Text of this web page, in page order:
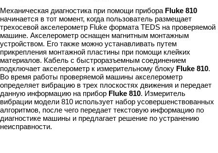
Механическая диагностика при помощи прибора Fluke 810
начинается в тот момент, когда пользователь размещает
трехосевой акселерометр Fluke формата TEDS на проверяемой
машине. Акселерометр оснащен магнитным монтажным
устройством. Его также можно устанавливать путем
прикрепления монтажной пластины при помощи клейких
материалов. Кабель с быстроразъемным соединением
подключает акселерометр к измерительному блоку Fluke 810.
Во время работы проверяемой машины акселерометр
определяет вибрацию в трех плоскостях движения и передает
данную информацию на прибор Fluke 810. Измеритель
вибрации модели 810 использует набор усовершенствованных
алгоритмов, после чего передает текстовую информацию по
диагностике машины и предлагает решение по устранению
неисправности.